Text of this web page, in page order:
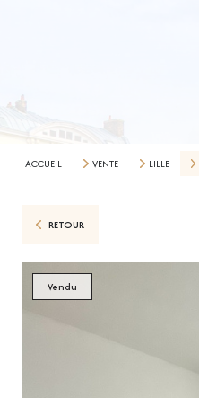
ACCUEIL VENTE LILLE
RETOUR
Vendu